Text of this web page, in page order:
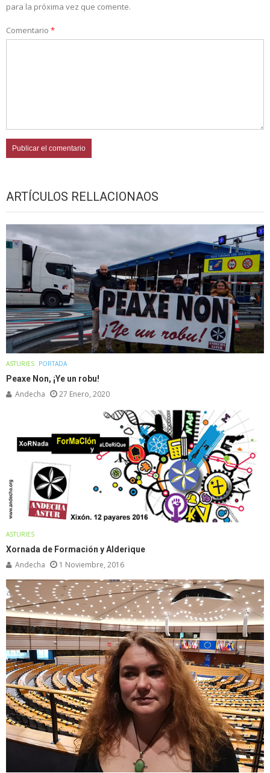
para la próxima vez que comente.
Comentario *
ARTÍCULOS RELLACIONAOS
ASTURIES PORTADA
Peaxe Non, ¡Ye un robu!
Andecha 27 Enero, 2020
ASTURIES
Xornada de Formación y Alderique
Andecha 1 Noviembre, 2016